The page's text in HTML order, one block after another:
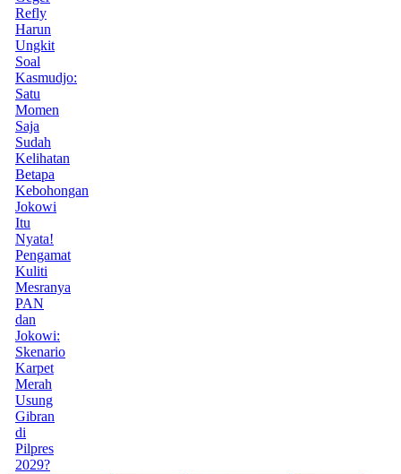
Refly
Harun
Ungkit
Soal
Kasmudjo:
Satu
Momen
Saja
Sudah
Kelihatan
Betapa
Kebohongan
Jokowi
Itu
Nyata!
Pengamat
Kuliti
Mesranya
PAN
dan
Jokowi:
Skenario
Karpet
Merah
Usung
Gibran
di
Pilpres
2029?